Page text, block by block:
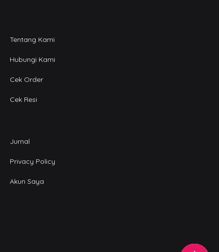
Tentang Kami
Hubungi Kami
Cek Order
Cek Resi
Jurnal
Privacy Policy
Akun Saya